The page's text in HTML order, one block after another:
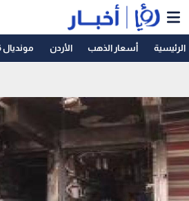
الرئيسية أسعار الذهب الأردن مونديال 2026